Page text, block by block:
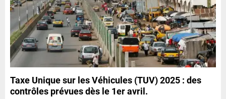
Taxe Unique sur les Véhicules (TUV) 2025 : des
contrôles prévues dès le 1er avril.